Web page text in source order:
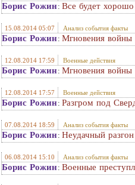
Борис Рожин: Все будет хорошо
15.08.2014 05:07 Анализ события факты
Борис Рожин: Мгновения войны
12.08.2014 17:59 Военные действия
Борис Рожин: Мгновения войны
12.08.2014 17:57 Военные действия
Борис Рожин: Разгром под
07.08.2014 18:59 Анализ события факты
Борис Рожин: Неудачный
06.08.2014 15:10 Анализ события факты
Борис Рожин: Военные